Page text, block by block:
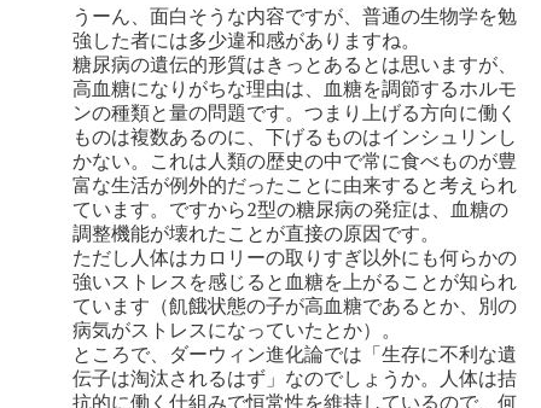
うーん、面白そうな内容ですが、普通の生物学を勉
強した者には多少違和感がありますね。
糖尿病の遺伝的形質はきっとあるとは思いますが、
高血糖になりがちな理由は、血糖を調節するホルモ
ンの種類と量の問題です。つまり上げる方向に働く
ものは複数あるのに、下げるものはインシュリンし
かない。これは人類の歴史の中で常に食べものが豊
富な生活が例外的だったことに由来すると考えられ
ています。ですから2型の糖尿病の発症は、血糖の
調整機能が壊れたことが直接の原因です。
ただし人体はカロリーの取りすぎ以外にも何らかの
強いストレスを感じると血糖を上がることが知られ
ています（飢餓状態の子が高血糖であるとか、別の
病気がストレスになっていたとか）。
ところで、ダーウィン進化論では「生存に不利な遺
伝子は淘汰されるはず」なのでしょうか。人体は拮
抗的に働く仕組みで恒常性を維持しているので、何